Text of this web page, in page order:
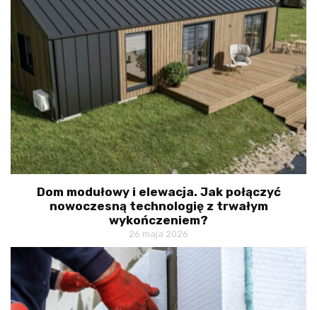
Dom modułowy i elewacja. Jak połączyć
nowoczesną technologię z trwałym
wykończeniem?
26 maja 2026